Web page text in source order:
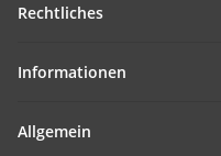
Rechtliches
Informationen
Allgemein